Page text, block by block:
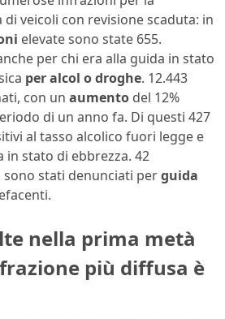
veicoli con revisione scaduta: in
elevate sono state 655.
per chi era alla guida in stato
per alcol o droghe. 12.443
con un aumento del 12%
di un anno fa. Di questi 427
al tasso alcolico fuori legge e
in stato di ebbrezza. 42
stati denunciati perguida
nella prima metà
più diffusa è